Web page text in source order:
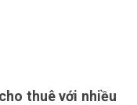
thuê với nhiều